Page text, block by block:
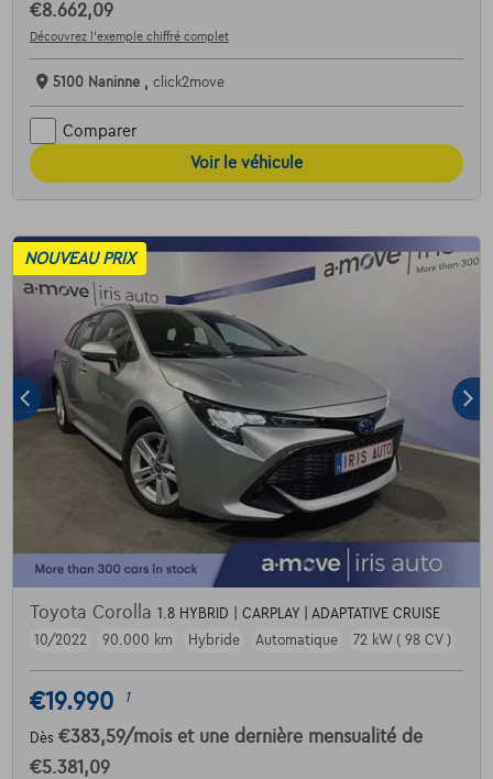
€8.662,09
Découvrez l’exemple chiffré complet
5100 Naninne , click2move
Comparer
Voir le véhicule
NOUVEAU PRIX
Toyota Corolla 1.8 HYBRID | CARPLAY | ADAPTATIVE CRUISE
10/2022
90.000 km Hybride Automatique 72 kW ( 98 CV )
€19.990 1
Dès €383,59/mois et une dernière mensualité de
€5.381,09